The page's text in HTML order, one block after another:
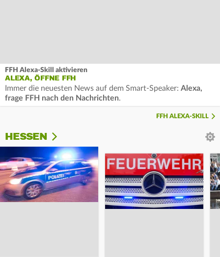
FFH Alexa-Skill aktivieren
ALEXA, ÖFFNE FFH
Immer die neuesten News auf dem Smart-Speaker: Alexa,
frage FFH nach den Nachrichten.
FFH ALEXA-SKILL
HESSEN